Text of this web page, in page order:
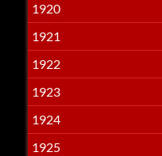
1920
1921
1922
1923
1924
1925